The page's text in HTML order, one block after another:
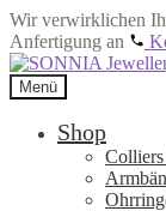
Wir verwirklichen
Anfertigung an
Zur
Navigation
springen
Zum
Inhalt
springen
Menü
Shop